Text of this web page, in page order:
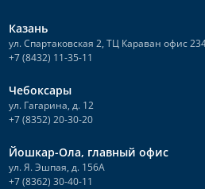
Казань
ул. Спартаковская 2, ТЦ Караван офис
+7 (8432) 11-35-11
Чебоксары
ул. Гагарина, д. 12
+7 (8352) 20-30-20
Йошкар-Ола, главный офис
ул. Я. Эшпая, д. 156А
+7 (8362) 30-40-11